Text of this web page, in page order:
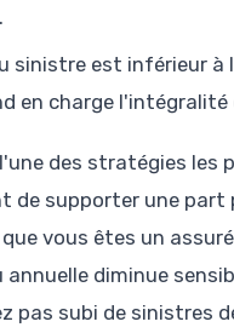
sinistre est inférieur à
en charge
des stratégies les
de supporter une
vous êtes un
diminue
subi de sinistres